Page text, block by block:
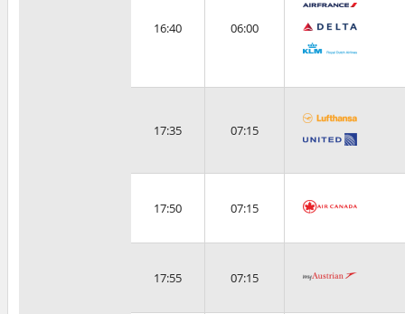
16:40 06:00
17:35 07:15
17:50 07:15
17:55 07:15